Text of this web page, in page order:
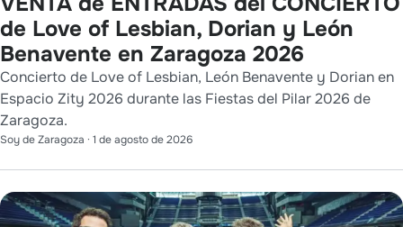
de Love of Lesbian, Dorian y León
Benavente en Zaragoza 2026
Concierto de Love of Lesbian, León Benavente y Dorian en
Espacio Zity 2026 durante las Fiestas del Pilar 2026 de
Zaragoza.
Soy de Zaragoza · 1 de agosto de 2026